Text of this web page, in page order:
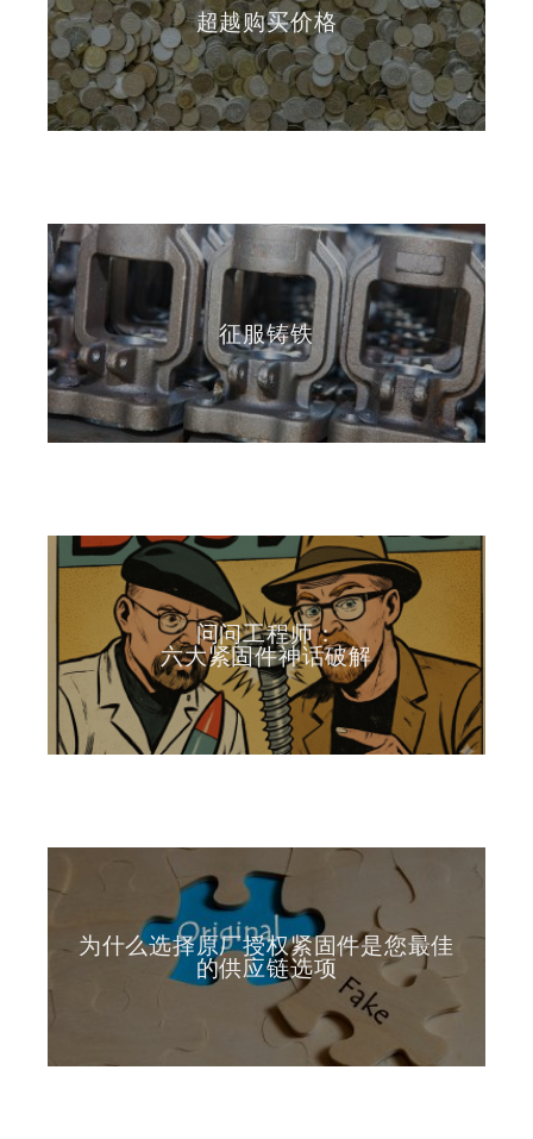
超越购买价格
征服铸铁
问问工程师：
六大紧固件神话破解
为什么选择原厂授权紧固件是您最佳
的供应链选项